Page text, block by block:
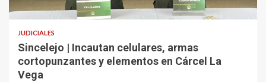
2 min read
JUDICIALES
Sincelejo | Incautan celulares, armas
cortopunzantes y elementos en Cárcel La
Vega